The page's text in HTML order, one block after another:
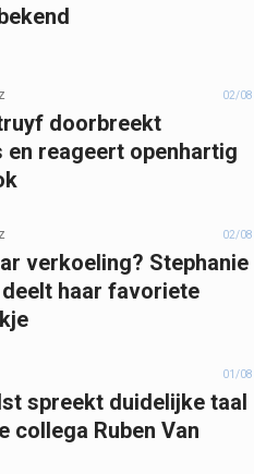
02/08
doorbreekt
en reageert openhartig
02/08
verkoeling? Stephanie
haar favoriete
01/08
spreekt duidelijke taal
collega Ruben Van